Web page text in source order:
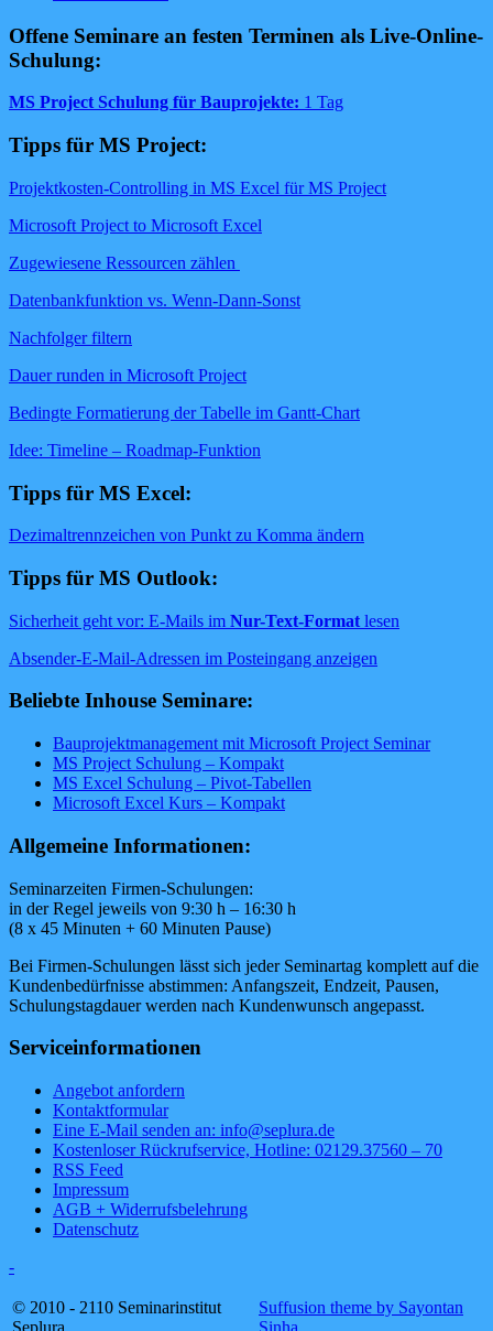
Offene Seminare an festen Terminen als Live-Online-
Schulung:
MS Project Schulung für Bauprojekte: 1 Tag
Tipps für MS Project:
Projektkosten-Controlling in MS Excel für MS Project
Microsoft Project to Microsoft Excel
Zugewiesene Ressourcen zählen
Datenbankfunktion vs. Wenn-Dann-Sonst
Nachfolger filtern
Dauer runden in Microsoft Project
Bedingte Formatierung der Tabelle im Gantt-Chart
Idee: Timeline – Roadmap-Funktion
Tipps für MS Excel:
Dezimaltrennzeichen von Punkt zu Komma ändern
Tipps für MS Outlook:
Sicherheit geht vor: E-Mails im Nur-Text-Format lesen
Absender-E-Mail-Adressen im Posteingang anzeigen
Beliebte Inhouse Seminare:
Bauprojektmanagement mit Microsoft Project Seminar
MS Project Schulung – Kompakt
MS Excel Schulung – Pivot-Tabellen
Microsoft Excel Kurs – Kompakt
Allgemeine Informationen:
Seminarzeiten Firmen-Schulungen:
in der Regel jeweils von 9:30 h – 16:30 h
(8 x 45 Minuten + 60 Minuten Pause)
Bei Firmen-Schulungen lässt sich jeder Seminartag komplett auf die
Kundenbedürfnisse abstimmen: Anfangszeit, Endzeit, Pausen,
Schulungstagdauer werden nach Kundenwunsch angepasst.
Serviceinformationen
Angebot anfordern
Kontaktformular
Eine E-Mail senden an: info@seplura.de
Kostenloser Rückrufservice, Hotline: 02129.37560 – 70
RSS Feed
Impressum
AGB + Widerrufsbelehrung
Datenschutz
-
© 2010 - 2110 Seminarinstitut
Seplura
Suffusion theme by Sayontan
Sinha